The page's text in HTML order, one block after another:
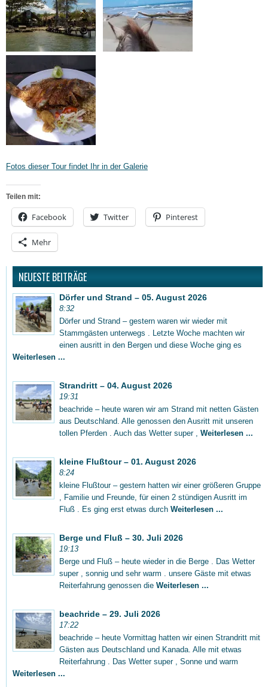
Fotos dieser Tour findet Ihr in der Galerie
Teilen mit:
Facebook Twitter Pinterest
Mehr
NEUESTE BEITRÄGE
Dörfer und Strand – 05. August 2026
8:32
Dörfer und Strand – gestern waren wir wieder mit
Stammgästen unterwegs . Letzte Woche machten wir
einen ausritt in den Bergen und diese Woche ging es
Weiterlesen ...
Strandritt – 04. August 2026
19:31
beachride – heute waren wir am Strand mit netten Gästen
aus Deutschland. Alle genossen den Ausritt mit unseren
tollen Pferden . Auch das Wetter super , Weiterlesen ...
kleine Flußtour – 01. August 2026
8:24
kleine Flußtour – gestern hatten wir einer größeren Gruppe
, Familie und Freunde, für einen 2 stündigen Ausritt im
Fluß . Es ging erst etwas durch Weiterlesen ...
Berge und Fluß – 30. Juli 2026
19:13
Berge und Fluß – heute wieder in die Berge . Das Wetter
super , sonnig und sehr warm . unsere Gäste mit etwas
Reiterfahrung genossen die Weiterlesen ...
beachride – 29. Juli 2026
17:22
beachride – heute Vormittag hatten wir einen Strandritt mit
Gästen aus Deutschland und Kanada. Alle mit etwas
Reiterfahrung . Das Wetter super , Sonne und warm
Weiterlesen ...